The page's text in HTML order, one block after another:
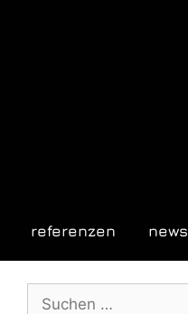
referenzen news